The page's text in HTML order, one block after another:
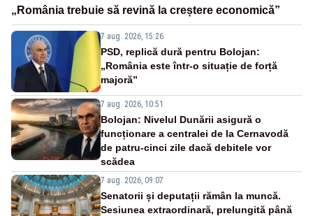
„România trebuie să revină la creștere economică”
7 aug. 2026, 15:26
PSD, replică dură pentru Bolojan:
„România este într-o situație de forță
majoră”
7 aug. 2026, 10:51
Bolojan: Nivelul Dunării asigură o
funcționare a centralei de la Cernavodă
de patru-cinci zile dacă debitele vor
scădea
7 aug. 2026, 09:07
Senatorii și deputații rămân la muncă.
Sesiunea extraordinară, prelungită până